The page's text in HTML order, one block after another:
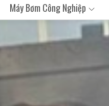
Máy Bơm Công Nghiệp